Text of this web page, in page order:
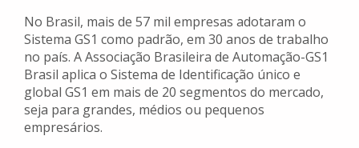
No Brasil, mais de 57 mil empresas adotaram o
Sistema GS1 como padrão, em 30 anos de trabalho
no país. A Associação Brasileira de Automação-GS1
Brasil aplica o Sistema de Identificação único e
global GS1 em mais de 20 segmentos do mercado,
seja para grandes, médios ou pequenos
empresários.